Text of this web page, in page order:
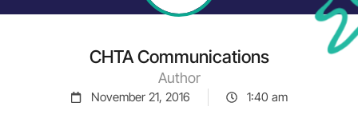
CHTA Communications
Author
November 21, 2016 1:40 am